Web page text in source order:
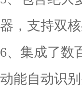
器，支持双核
6、集成了数
动能自动识